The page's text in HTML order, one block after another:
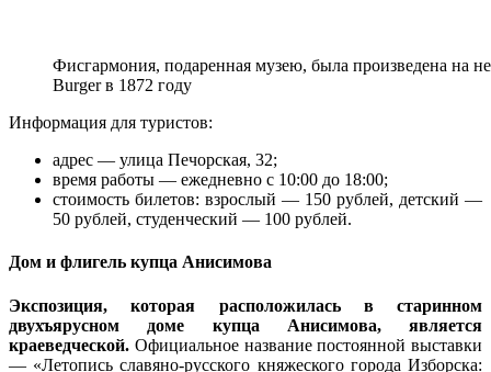
Фисгармония, подаренная музею, была произведена на
Burger в 1872 году
Информация для туристов:
адрес — улица Печорская, 32;
время работы — ежедневно с 10:00 до 18:00;
стоимость билетов: взрослый — 150 рублей, детский —
50 рублей, студенческий — 100 рублей.
Дом и флигель купца Анисимова
Экспозиция, которая расположилась в старинном
двухъярусном доме купца Анисимова, является
краеведческой. Официальное название постоянной выставки
— «Летопись славяно-русского княжеского города Изборска: